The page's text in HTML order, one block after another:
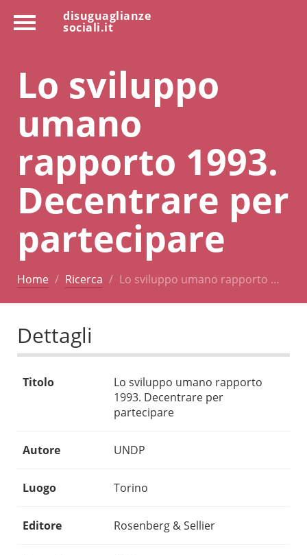
disuguaglianze
sociali.it
Lo sviluppo
umano
rapporto 1993.
Decentrare per
partecipare
Home Ricerca Lo sviluppo umano rapporto …
Dettagli
Titolo
Lo sviluppo umano rapporto
1993. Decentrare per
partecipare
Autore UNDP
Luogo Torino
Editore Rosenberg & Sellier